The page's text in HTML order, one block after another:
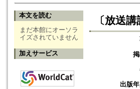
本文を読む
まだ本館にオーソラ
イズされていません
加えサービス
〔放送
出版年